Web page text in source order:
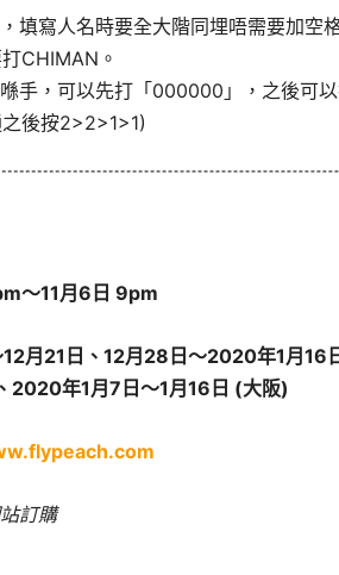
填寫人名時要全大階同埋唔需要加空
CHIMAN。
手，可以先打「000000」，之後可
後按2>2>1>1)
～11月6日 9pm
12月21日、12月28日～2020年1月16
2020年1月7日～1月16日 (大阪)
訂購